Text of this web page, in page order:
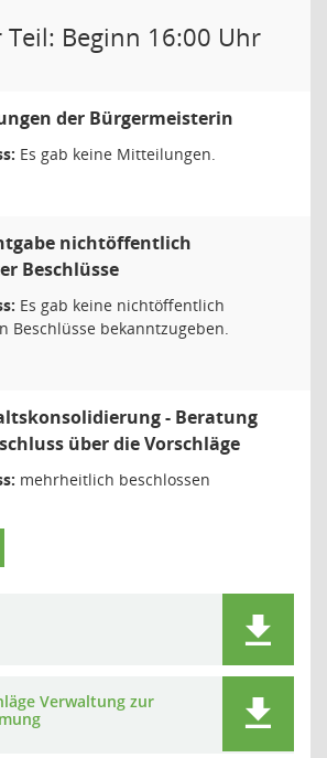
Beginn 16:00 Uhr
der Bürgermeisterin
Es gab keine Mitteilungen.
nichtöffentlich
Beschlüsse
Es gab keine nichtöffentlich
Beschlüsse bekanntzugeben.
- Beratung
über die Vorschläge
mehrheitlich beschlossen
Verwaltung zur